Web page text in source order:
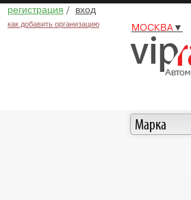
регистрация / вход
как добавить организацию МОСКВА▼